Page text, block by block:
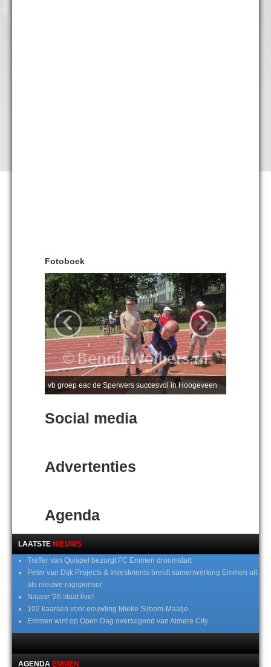
Fotoboek
vb groep eac de Sperwers succesvol in Hoogeveen
‹ ›
Social media
Advertenties
Agenda
LAATSTE NIEUWS
Treffer van Quispel bezorgt FC Emmen droomstart
Peter van Dijk Projects & Investments breidt samenwerking Emmen uit
als nieuwe rugsponsor
Najaar '26 staat live!
102 kaarsen voor eeuwling Mieke Sijbom-Maatje
Emmen wint op Open Dag overtuigend van Almere City
AGENDA EMMEN